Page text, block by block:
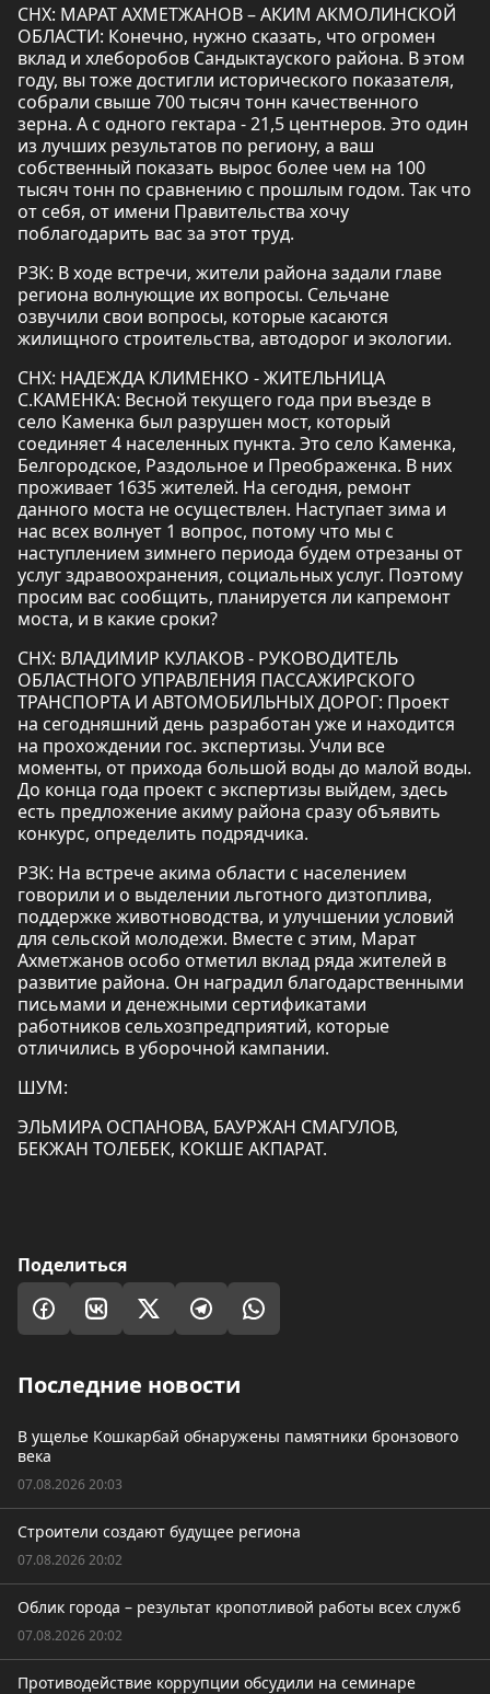
СНХ: МАРАТ АХМЕТЖАНОВ – АКИМ АКМОЛИНСКОЙ
ОБЛАСТИ: Конечно, нужно сказать, что огромен
вклад и хлеборобов Сандыктауского района. В этом
году, вы тоже достигли исторического показателя,
собрали свыше 700 тысяч тонн качественного
зерна. А с одного гектара - 21,5 центнеров. Это один
из лучших результатов по региону, а ваш
собственный показать вырос более чем на 100
тысяч тонн по сравнению с прошлым годом. Так что
от себя, от имени Правительства хочу
поблагодарить вас за этот труд.
РЗК: В ходе встречи, жители района задали главе
региона волнующие их вопросы. Сельчане
озвучили свои вопросы, которые касаются
жилищного строительства, автодорог и экологии.
СНХ: НАДЕЖДА КЛИМЕНКО - ЖИТЕЛЬНИЦА
С.КАМЕНКА: Весной текущего года при въезде в
село Каменка был разрушен мост, который
соединяет 4 населенных пункта. Это село Каменка,
Белгородское, Раздольное и Преображенка. В них
проживает 1635 жителей. На сегодня, ремонт
данного моста не осуществлен. Наступает зима и
нас всех волнует 1 вопрос, потому что мы с
наступлением зимнего периода будем отрезаны от
услуг здравоохранения, социальных услуг. Поэтому
просим вас сообщить, планируется ли капремонт
моста, и в какие сроки?
СНХ: ВЛАДИМИР КУЛАКОВ - РУКОВОДИТЕЛЬ
ОБЛАСТНОГО УПРАВЛЕНИЯ ПАССАЖИРСКОГО
ТРАНСПОРТА И АВТОМОБИЛЬНЫХ ДОРОГ: Проект
на сегодняшний день разработан уже и находится
на прохождении гос. экспертизы. Учли все
моменты, от прихода большой воды до малой воды.
До конца года проект с экспертизы выйдем, здесь
есть предложение акиму района сразу объявить
конкурс, определить подрядчика.
РЗК: На встрече акима области с населением
говорили и о выделении льготного дизтоплива,
поддержке животноводства, и улучшении условий
для сельской молодежи. Вместе с этим, Марат
Ахметжанов особо отметил вклад ряда жителей в
развитие района. Он наградил благодарственными
письмами и денежными сертификатами
работников сельхозпредприятий, которые
отличились в уборочной кампании.
ШУМ:
ЭЛЬМИРА ОСПАНОВА, БАУРЖАН СМАГУЛОВ,
БЕКЖАН ТОЛЕБЕК, КОКШЕ АКПАРАТ.
Поделиться
Последние новости
В ущелье Кошкарбай обнаружены памятники бронзового
века
07.08.2026 20:03
Строители создают будущее региона
07.08.2026 20:02
Облик города – результат кропотливой работы всех служб
07.08.2026 20:02
Противодействие коррупции обсудили на семинаре